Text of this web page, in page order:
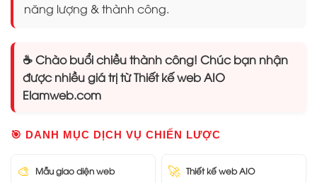
năng lượng & thành công.
☕ Chào buổi chiều thành công! Chúc bạn nhận
được nhiều giá trị từ Thiết kế web AIO
Elamweb.com
🎯 DANH MỤC DỊCH VỤ CHIẾN LƯỢC
🎨 Mẫu giao diện web 🚀 Thiết kế web AIO